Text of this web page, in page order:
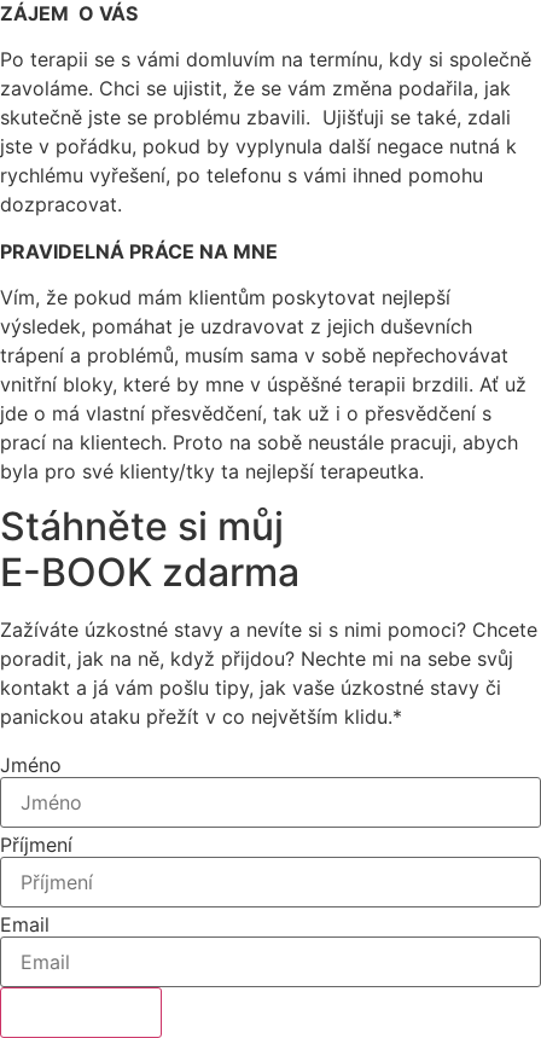
ZÁJEM O VÁS
Po terapii se s vámi domluvím na termínu, kdy si společně
zavoláme. Chci se ujistit, že se vám změna podařila, jak
skutečně jste se problému zbavili. Ujišťuji se také, zdali
jste v pořádku, pokud by vyplynula další negace nutná k
rychlému vyřešení, po telefonu s vámi ihned pomohu
dozpracovat.
PRAVIDELNÁ PRÁCE NA MNE
Vím, že pokud mám klientům poskytovat nejlepší
výsledek, pomáhat je uzdravovat z jejich duševních
trápení a problémů, musím sama v sobě nepřechovávat
vnitřní bloky, které by mne v úspěšné terapii brzdili. Ať už
jde o má vlastní přesvědčení, tak už i o přesvědčení s
prací na klientech. Proto na sobě neustále pracuji, abych
byla pro své klienty/tky ta nejlepší terapeutka.
Stáhněte si můj
E-BOOK zdarma
Zažíváte úzkostné stavy a nevíte si s nimi pomoci? Chcete
poradit, jak na ně, když přijdou? Nechte mi na sebe svůj
kontakt a já vám pošlu tipy, jak vaše úzkostné stavy či
panickou ataku přežít v co největším klidu.*
Jméno
Příjmení
Email